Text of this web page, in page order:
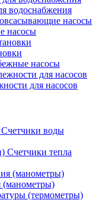
водоснабжения
насосы
насосы
насосы
для насосов
Счетчики воды
Счетчики тепла
(манометры)